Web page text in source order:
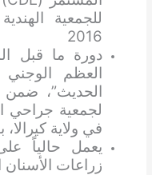
2016
دورة ما قبل
العظم
الحديث”، ضمن
في ولاية كيرالا، بتاريخ 13
يعمل حالياً
زراعات